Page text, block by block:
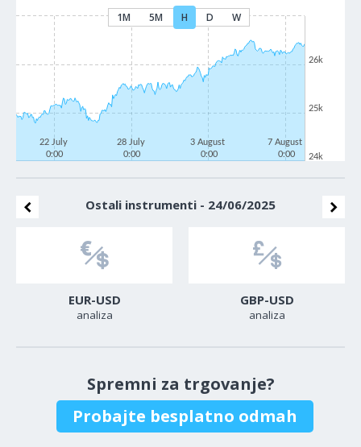
1M 5M H D W
22 July
0:00
28 July
0:00
3 August
0:00
7 August
0:00
24k
25k
26k
Ostali instrumenti - 24/06/2025
EUR-USD
analiza
GBP-USD
analiza
Spremni za trgovanje?
Probajte besplatno odmah